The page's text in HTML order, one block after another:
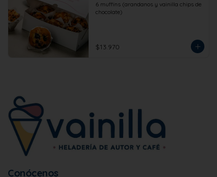
6 muffins (arandanos y vainilla chips de
chocolate)
$13.970
Conócenos